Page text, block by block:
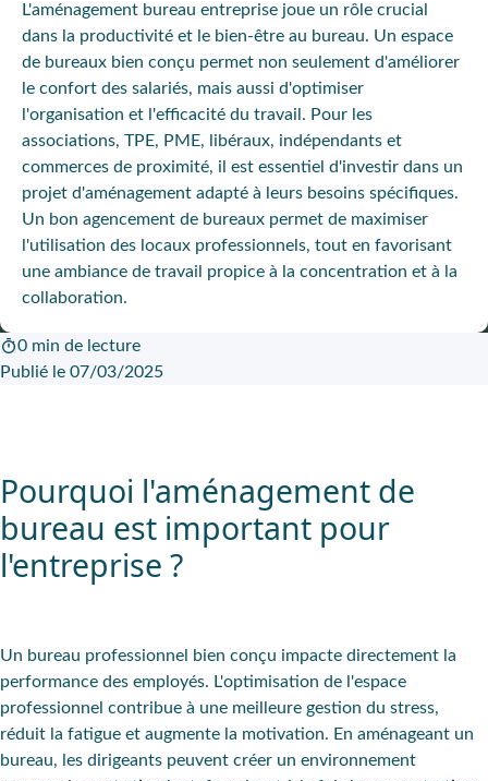
L'aménagement bureau entreprise joue un rôle crucial
dans la productivité et le bien-être au bureau. Un espace
de bureaux bien conçu permet non seulement d'améliorer
le confort des salariés, mais aussi d'optimiser
l'organisation et l'efficacité du travail. Pour les
associations, TPE, PME, libéraux, indépendants et
commerces de proximité, il est essentiel d'investir dans un
projet d'aménagement adapté à leurs besoins spécifiques.
Un bon agencement de bureaux permet de maximiser
l'utilisation des locaux professionnels, tout en favorisant
une ambiance de travail propice à la concentration et à la
collaboration.
0 min de lecture
Publié le 07/03/2025
Pourquoi l'aménagement de
bureau est important pour
l'entreprise ?
Un bureau professionnel bien conçu impacte directement la
performance des employés. L'optimisation de l'espace
professionnel contribue à une meilleure gestion du stress,
réduit la fatigue et augmente la motivation. En aménageant un
bureau, les dirigeants peuvent créer un environnement